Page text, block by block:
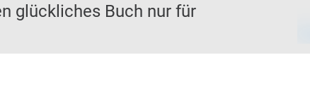
glückliches Buch nur für